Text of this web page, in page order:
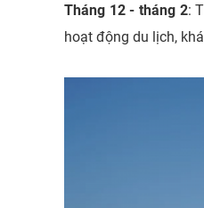
Tháng 12 - tháng 2:
hoạt động du lịch,